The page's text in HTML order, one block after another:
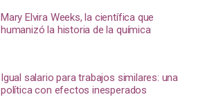
Mary Elvira Weeks, la científica que
humanizó la historia de la química
Igual salario para trabajos similares: una
política con efectos inesperados